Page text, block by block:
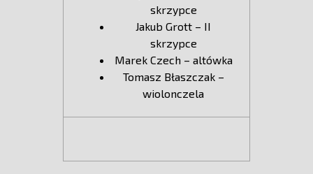
skrzypce
Jakub Grott – II
skrzypce
Marek Czech – altówka
Tomasz Błaszczak –
wiolonczela